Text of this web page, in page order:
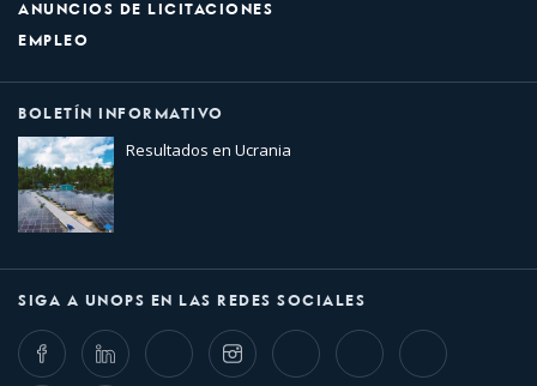
ANUNCIOS DE LICITACIONES
EMPLEO
BOLETÍN INFORMATIVO
Resultados en Ucrania
SIGA A UNOPS EN LAS REDES SOCIALES
FacebookLinkedIn Twitter InstagramWhatsappBluesky Threads